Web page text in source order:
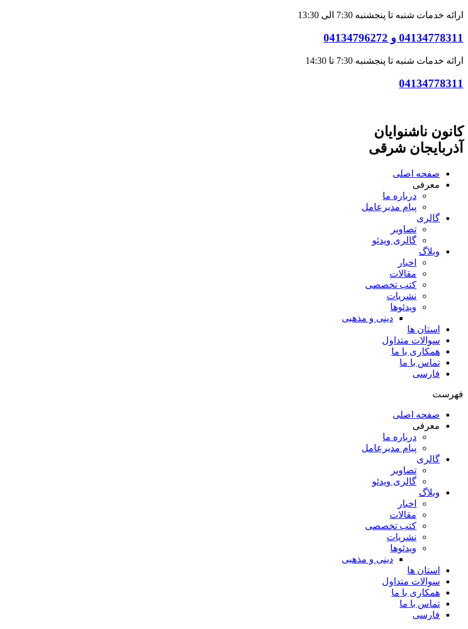
ارائه خدمات شنبه تا پنجشنبه 7:30 الی 13:30
04134778311 و 04134796272
ارائه خدمات شنبه تا پنجشنبه 7:30 تا 14:30
04134778311
کانون ناشنوایان
آذربایجان شرقی
صفحه اصلی
معرفی
درباره ما
پیام مدیرعامل
گالری
تصاویر
گالری ویدئو
وبلاگ
اخبار
مقالات
کتب تخصصی
نشریات
ویدئوها
دینی و مذهبی
استان ها
سوالات متداول
همکاری با ما
تماس با ما
فارسی
فهرست
صفحه اصلی
معرفی
درباره ما
پیام مدیرعامل
گالری
تصاویر
گالری ویدئو
وبلاگ
اخبار
مقالات
کتب تخصصی
نشریات
ویدئوها
دینی و مذهبی
استان ها
سوالات متداول
همکاری با ما
تماس با ما
فارسی